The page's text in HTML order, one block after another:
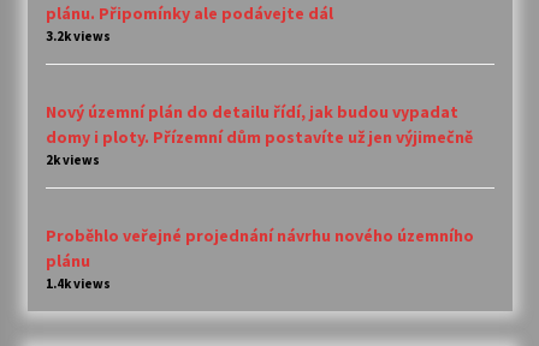
plánu. Připomínky ale podávejte dál
3.2k views
Nový územní plán do detailu řídí, jak budou vypadat
domy i ploty. Přízemní dům postavíte už jen výjimečně
2k views
Proběhlo veřejné projednání návrhu nového územního
plánu
1.4k views